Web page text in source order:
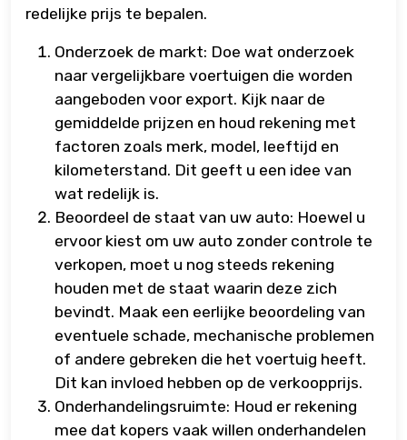
redelijke prijs te bepalen.
Onderzoek de markt: Doe wat onderzoek
naar vergelijkbare voertuigen die worden
aangeboden voor export. Kijk naar de
gemiddelde prijzen en houd rekening met
factoren zoals merk, model, leeftijd en
kilometerstand. Dit geeft u een idee van
wat redelijk is.
Beoordeel de staat van uw auto: Hoewel u
ervoor kiest om uw auto zonder controle te
verkopen, moet u nog steeds rekening
houden met de staat waarin deze zich
bevindt. Maak een eerlijke beoordeling van
eventuele schade, mechanische problemen
of andere gebreken die het voertuig heeft.
Dit kan invloed hebben op de verkoopprijs.
Onderhandelingsruimte: Houd er rekening
mee dat kopers vaak willen onderhandelen